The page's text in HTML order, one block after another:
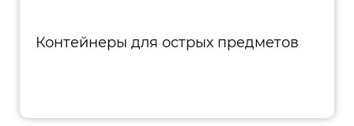
Контейнеры для острых предметов